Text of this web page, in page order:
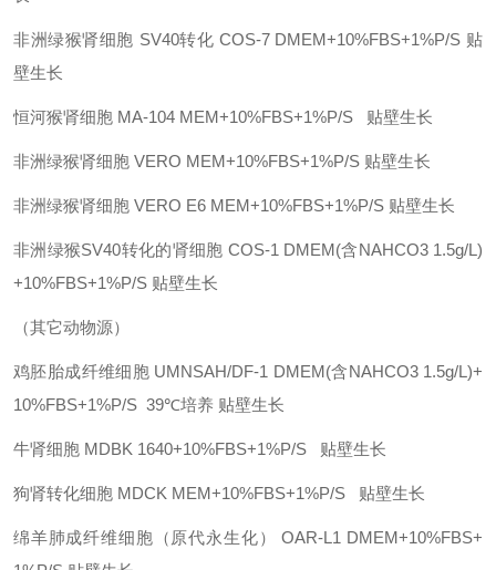
非洲绿猴肾细胞 SV40转化 COS-7 DMEM+10%FBS+1%P/S 贴
壁生长
恒河猴肾细胞 MA-104 MEM+10%FBS+1%P/S 贴壁生长
非洲绿猴肾细胞 VERO MEM+10%FBS+1%P/S 贴壁生长
非洲绿猴肾细胞 VERO E6 MEM+10%FBS+1%P/S 贴壁生长
非洲绿猴SV40转化的肾细胞 COS-1 DMEM(含NAHCO3 1.5g/L)
+10%FBS+1%P/S 贴壁生长
（其它动物源）
鸡胚胎成纤维细胞 UMNSAH/DF-1 DMEM(含NAHCO3 1.5g/L)+
10%FBS+1%P/S 39℃培养 贴壁生长
牛肾细胞 MDBK 1640+10%FBS+1%P/S 贴壁生长
狗肾转化细胞 MDCK MEM+10%FBS+1%P/S 贴壁生长
绵羊肺成纤维细胞（原代永生化） OAR-L1 DMEM+10%FBS+